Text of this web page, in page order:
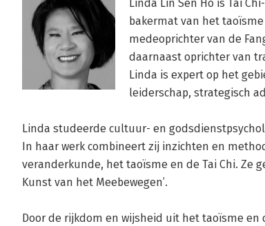
Linda Lin Sen Ho is Tai
bakermat van het taoïsme
medeoprichter van de
daarnaast oprichter van
Linda is expert op het
leiderschap, strategisch
Linda studeerde cultuur- en
In haar werk combineert zij inzichten en
veranderkunde, het taoïsme en de Tai Chi. Ze
Kunst van het Meebewegen’.
Door de rijkdom en wijsheid uit het taoïsme